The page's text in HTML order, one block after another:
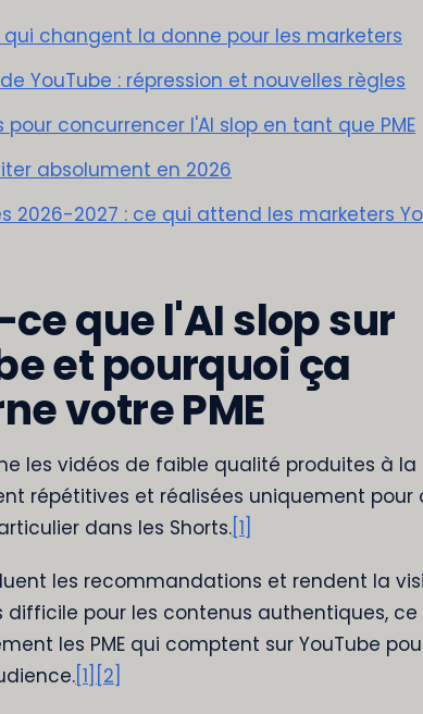
qui changent la donne pour les marketers
YouTube : répression et nouvelles règles
pour concurrencer l'AI slop en tant que PME
absolument en 2026
2026-2027 : ce qui attend les marketers
que l'AI slop sur
et pourquoi ça
votre PME
les vidéos de faible qualité produites à
répétitives et réalisées uniquement pour
dans les Shorts. [1]
les recommandations et rendent la
difficile pour les contenus authentiques, ce
les PME qui comptent sur YouTube
[1] [2]